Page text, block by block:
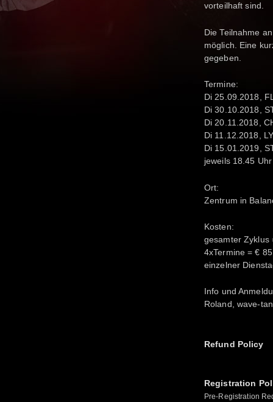
vorteilhaft sind.
Die Teilnahme
möglich. Eine
gegeben.
Termine:
Di 25.09.2018,
Di 30.10.2018,
Di 20.11.2018,
Di 11.12.2018,
Di 15.01.2019,
jeweils 18.45
Ort:
Zentrum in
Kosten:
gesamter Zyklus
4xTermine = €
einzelner
Info und
Roland, wave-
Refund Policy
Registration
Pre-Registration